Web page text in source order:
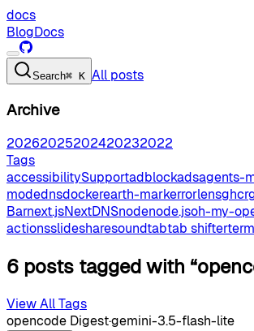
docs
BlogDocs
Search⌘ K All posts
Archive
20262025202420232022
Tags
accessibilitySupportadblockadsagents-
modednsdockerearth-markerrorlensghcr
Barnext.jsNextDNSnodenode.jsoh-my-
actionsslidesharesoundtabtab shifter
6 posts tagged with
View All Tags
opencode Digest·gemini-3.5-flash-lite